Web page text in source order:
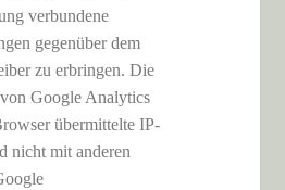
verbundene
gegenüber dem
zu erbringen. Die
Google Analytics
übermittelte IP-
nicht mit anderen